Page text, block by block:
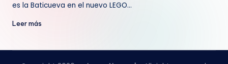
es la Baticueva en el nuevo LEGO…
Leer más